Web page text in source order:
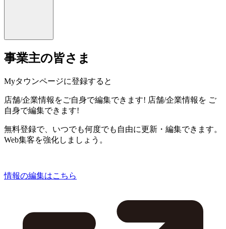
事業主の皆さま
Myタウンページに登録すると
店舗/企業情報をご自身で編集できます! 店舗/企業情報を ご
自身で編集できます!
無料登録で、いつでも何度でも自由に更新・編集できます。
Web集客を強化しましょう。
情報の編集はこちら